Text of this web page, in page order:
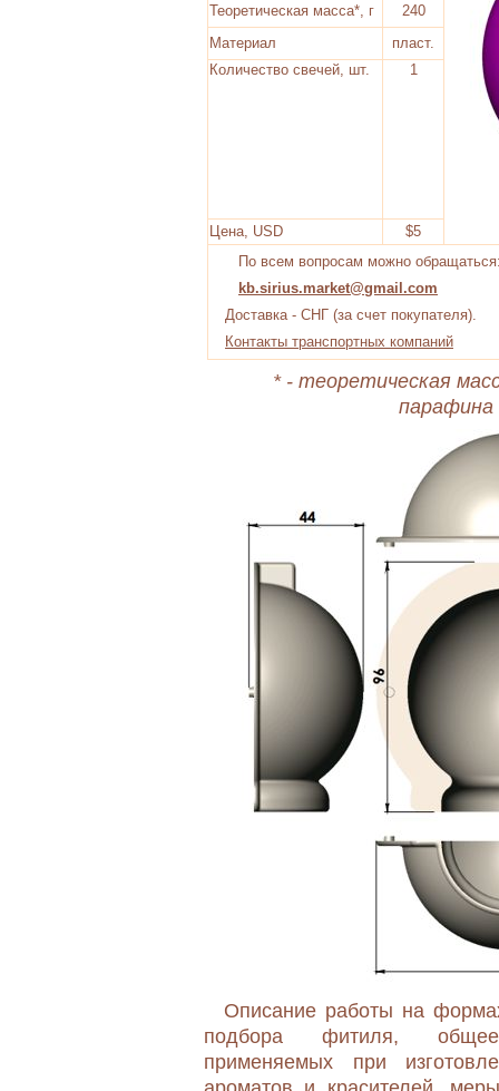
Теоретическая масса*, г
240
Материал
пласт.
Количество свечей, шт.
1
Цена, USD
$5
По всем вопросам можно
kb.sirius.market@gmail.com
Доставка - СНГ (за счет покупателя).
Контакты транспортных компаний
* - теоретическая
парафина
Описание работы на
подбора фитиля,
применяемых при